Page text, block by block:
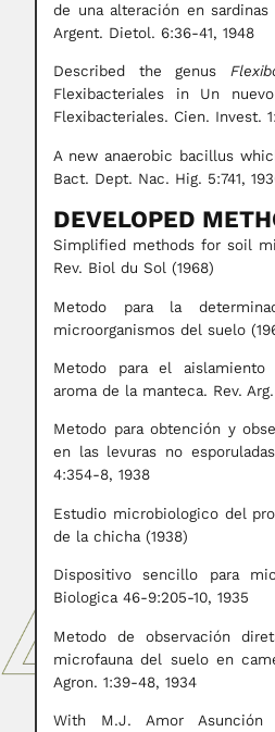
de una alteración en sardinas
Argent. Dietol. 6:36-41, 1948
Described the genus
Flexibacteriales in Un
Flexibacteriales. Cien. Invest.
A new anaerobic bacillus
Bact. Dept. Nac. Hig. 5:741,
DEVELOPED
Simplified methods for soil
Rev. Biol du Sol (1968)
Metodo para la
microorganismos del suelo
Metodo para el
aroma de la manteca. Rev.
Metodo para obtención y
en las levuras no
4:354-8, 1938
Estudio microbiologico del
de la chicha (1938)
Dispositivo sencillo para
Biologica 46-9:205-10, 1935
Metodo de observación
microfauna del suelo en
Agron. 1:39-48, 1934
With M.J. Amor